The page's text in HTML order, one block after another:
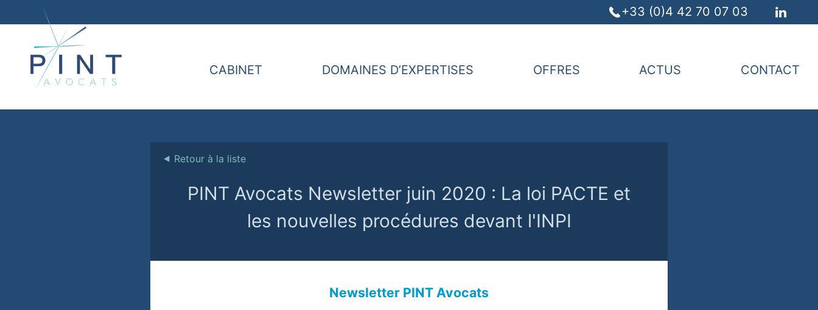
+33 (0)4 42 70 07 03
CABINET DOMAINES D’EXPERTISES OFFRES ACTUS CONTACT
⯇ Retour à la liste
PINT Avocats Newsletter juin 2020 : La loi PACTE et
les nouvelles procédures devant l'INPI
Newsletter PINT Avocats